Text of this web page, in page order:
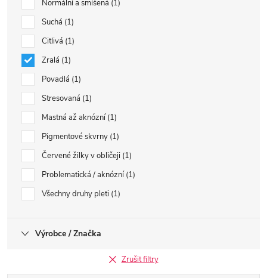
Normální a smíšená 1
Suchá 1
Citlivá 1
Zralá 1
Povadlá 1
Stresovaná 1
Mastná až aknózní 1
Pigmentové skvrny 1
Červené žilky v obličeji 1
Problematická / aknózní 1
Všechny druhy pleti 1
Výrobce / Značka
Zrušit filtry